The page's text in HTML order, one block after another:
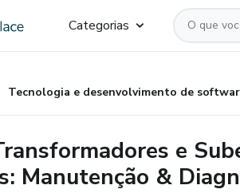
Categorias
Tecnologia e desenvolvimento de
e
Manutenção &